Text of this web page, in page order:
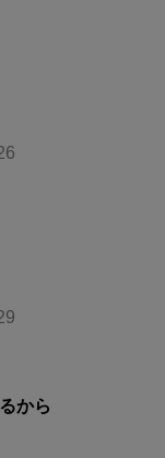
から